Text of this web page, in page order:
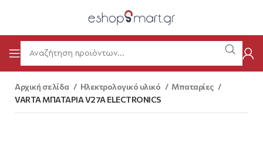
Αρχική σελίδα Ηλεκτρολογικό υλικό
Μπαταρίες
VARTA ΜΠΑΤΑΡΙΑ V27A ELECTRONICS